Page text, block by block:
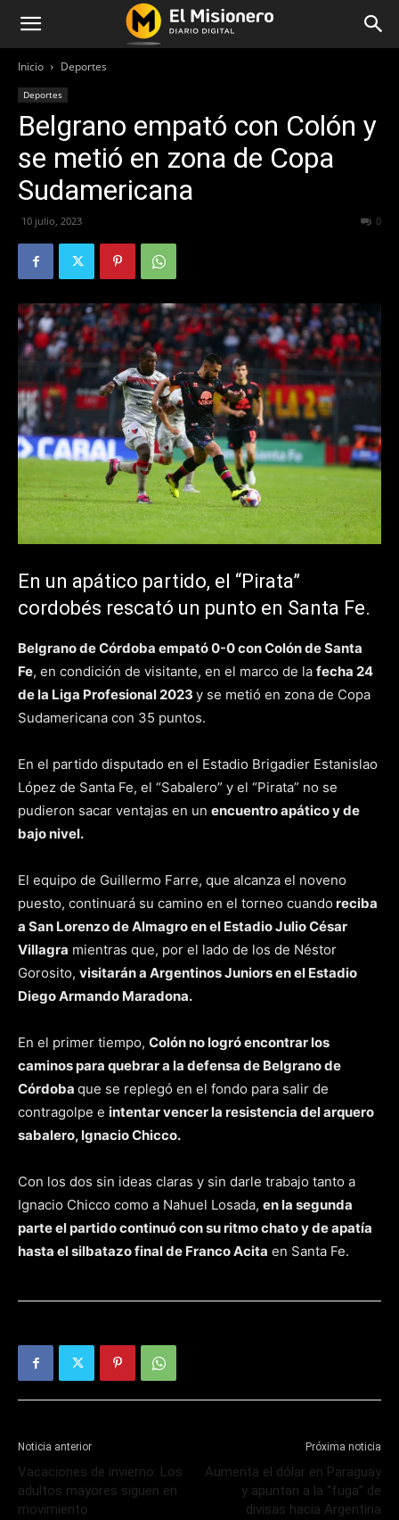
Inicio Deportes
Deportes
Belgrano empató con Colón y
se metió en zona de Copa
Sudamericana
10 julio, 2023 0
En un apático partido, el “Pirata”
cordobés rescató un punto en Santa Fe.
Belgrano de Córdoba empató 0-0 con Colón de Santa
Fe, en condición de visitante, en el marco de la fecha 24
de la Liga Profesional 2023 y se metió en zona de Copa
Sudamericana con 35 puntos.
En el partido disputado en el Estadio Brigadier Estanislao
López de Santa Fe, el “Sabalero” y el “Pirata” no se
pudieron sacar ventajas en un encuentro apático y de
bajo nivel.
El equipo de Guillermo Farre, que alcanza el noveno
puesto, continuará su camino en el torneo cuando reciba
a San Lorenzo de Almagro en el Estadio Julio César
Villagra mientras que, por el lado de los de Néstor
Gorosito, visitarán a Argentinos Juniors en el Estadio
Diego Armando Maradona.
En el primer tiempo, Colón no logró encontrar los
caminos para quebrar a la defensa de Belgrano de
Córdoba que se replegó en el fondo para salir de
contragolpe e intentar vencer la resistencia del arquero
sabalero, Ignacio Chicco.
Con los dos sin ideas claras y sin darle trabajo tanto a
Ignacio Chicco como a Nahuel Losada, en la segunda
parte el partido continuó con su ritmo chato y de apatía
hasta el silbatazo final de Franco Acita en Santa Fe.
Noticia anterior
Vacaciones de invierno: Los
adultos mayores siguen en
movimiento
Próxima noticia
Aumenta el dólar en Paraguay
y apuntan a la “fuga” de
divisas hacia Argentina